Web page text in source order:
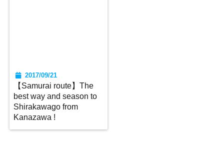
2017/09/21
【Samurai route】The
best way and season to
Shirakawago from
Kanazawa !